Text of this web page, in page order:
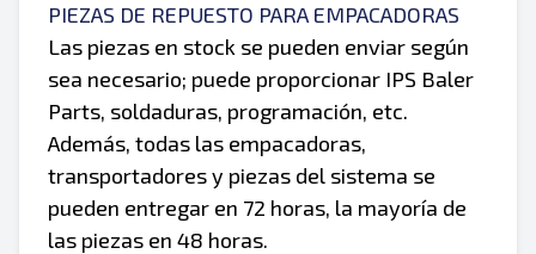
PIEZAS DE REPUESTO PARA EMPACADORAS
Las piezas en stock se pueden enviar según
sea necesario; puede proporcionar IPS Baler
Parts, soldaduras, programación, etc.
Además, todas las empacadoras,
transportadores y piezas del sistema se
pueden entregar en 72 horas, la mayoría de
las piezas en 48 horas.